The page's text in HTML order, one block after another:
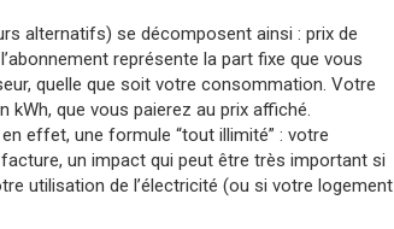
alternatifs) se décomposent ainsi : prix de
représente la part fixe que vous
quelle que soit votre consommation. Votre
que vous paierez au prix affiché.
en effet, une formule “tout illimité” : votre
un impact qui peut être très important si
utilisation de l’électricité (ou si votre logement